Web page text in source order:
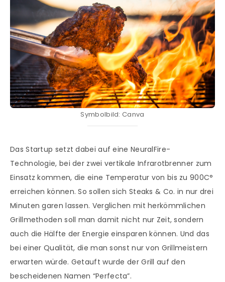
Symbolbild: Canva
Das Startup setzt dabei auf eine NeuralFire-
Technologie, bei der zwei vertikale Infrarotbrenner zum
Einsatz kommen, die eine Temperatur von bis zu 900C°
erreichen können. So sollen sich Steaks & Co. in nur drei
Minuten garen lassen. Verglichen mit herkömmlichen
Grillmethoden soll man damit nicht nur Zeit, sondern
auch die Hälfte der Energie einsparen können. Und das
bei einer Qualität, die man sonst nur von Grillmeistern
erwarten würde. Getauft wurde der Grill auf den
bescheidenen Namen “Perfecta”.